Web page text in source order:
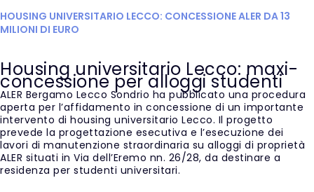
HOUSING UNIVERSITARIO LECCO: CONCESSIONE ALER DA 13
MILIONI DI EURO
Housing universitario Lecco: maxi-
concessione per alloggi studenti
ALER Bergamo Lecco Sondrio ha pubblicato una procedura
aperta per l’affidamento in concessione di un importante
intervento di housing universitario Lecco. Il progetto
prevede la progettazione esecutiva e l’esecuzione dei
lavori di manutenzione straordinaria su alloggi di proprietà
ALER situati in Via dell’Eremo nn. 26/28, da destinare a
residenza per studenti universitari.